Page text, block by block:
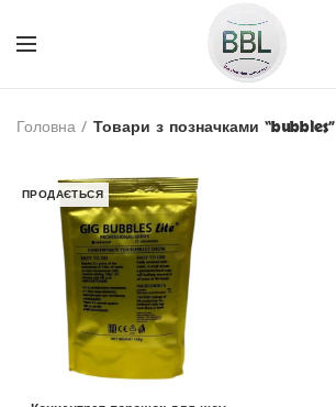
Головна Товари з позначками “bubbles”
ПРОДАЄТЬСЯ